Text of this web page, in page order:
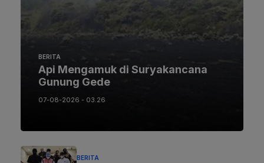
BERITA
Api Mengamuk di Suryakancana
Gunung Gede
07-08-2026 - 03.26
BERITA